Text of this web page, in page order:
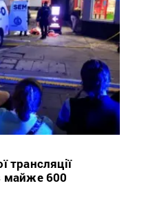
трансляції
майже 600